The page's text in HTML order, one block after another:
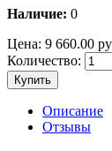
Наличие: 0
Цена: 9 660.00
Количество:
Купить
Описание
Отзывы